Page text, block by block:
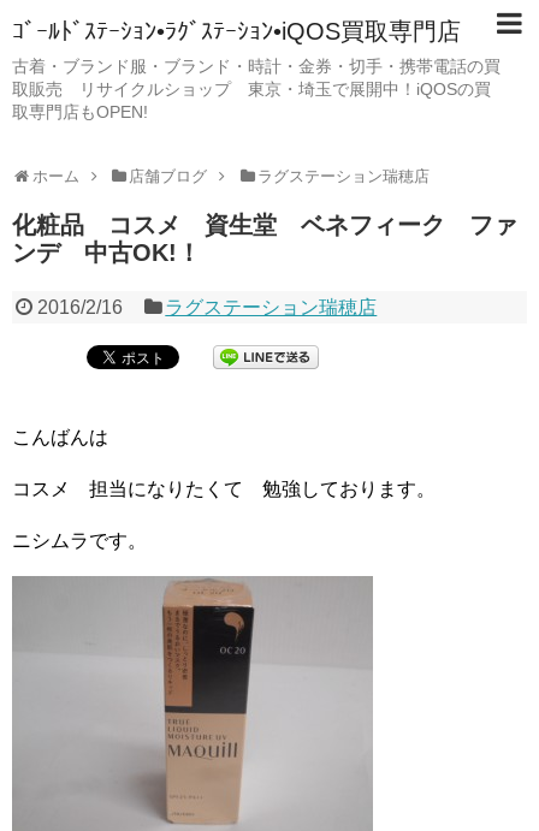
ｺﾞｰﾙﾄﾞｽﾃｰｼｮﾝ•ﾗｸﾞｽﾃｰｼｮﾝ•iQOS買取専門店
古着・ブランド服・ブランド・時計・金券・切手・携帯電話の買
取販売 リサイクルショップ 東京・埼玉で展開中！iQOSの買
取専門店もOPEN!
ホーム 店舗ブログ ラグステーション瑞穂店
化粧品 コスメ 資生堂 ベネフィーク ファ
ンデ 中古OK!！
2016/2/16 ラグステーション瑞穂店
こんばんは
コスメ 担当になりたくて 勉強しております。
ニシムラです。